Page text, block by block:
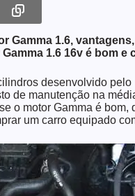
Gamma 1.6,
1.6 16v é bom e
desenvolvido
de manutenção na
o motor Gamma é bom,
um carro equipado